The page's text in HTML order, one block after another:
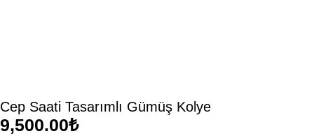
Cep Saati Tasarımlı Gümüş Kolye
₺